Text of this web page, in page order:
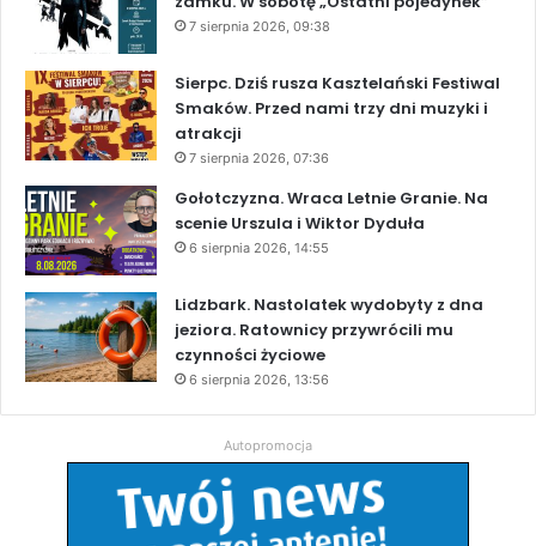
7 sierpnia 2026, 09:38
Sierpc. Dziś rusza Kasztelański Festiwal
Smaków. Przed nami trzy dni muzyki i
atrakcji
7 sierpnia 2026, 07:36
Gołotczyzna. Wraca Letnie Granie. Na
scenie Urszula i Wiktor Dyduła
6 sierpnia 2026, 14:55
Lidzbark. Nastolatek wydobyty z dna
jeziora. Ratownicy przywrócili mu
czynności życiowe
6 sierpnia 2026, 13:56
Autopromocja